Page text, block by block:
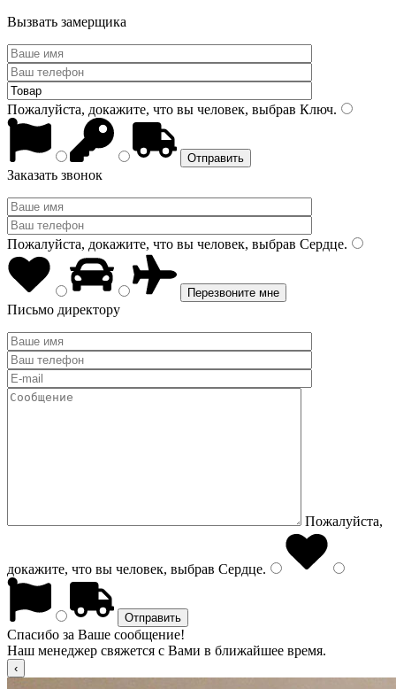
Вызвать замерщика
Пожалуйста, докажите, что вы человек, выбрав Ключ.
Заказать звонок
Пожалуйста, докажите, что вы человек, выбрав Сердце.
Письмо директору
Пожалуйста,
докажите, что вы человек, выбрав Сердце.
Спасибо за Ваше сообщение!
Наш менеджер свяжется с Вами в ближайшее время.